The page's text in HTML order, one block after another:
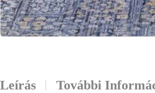
Leírás További